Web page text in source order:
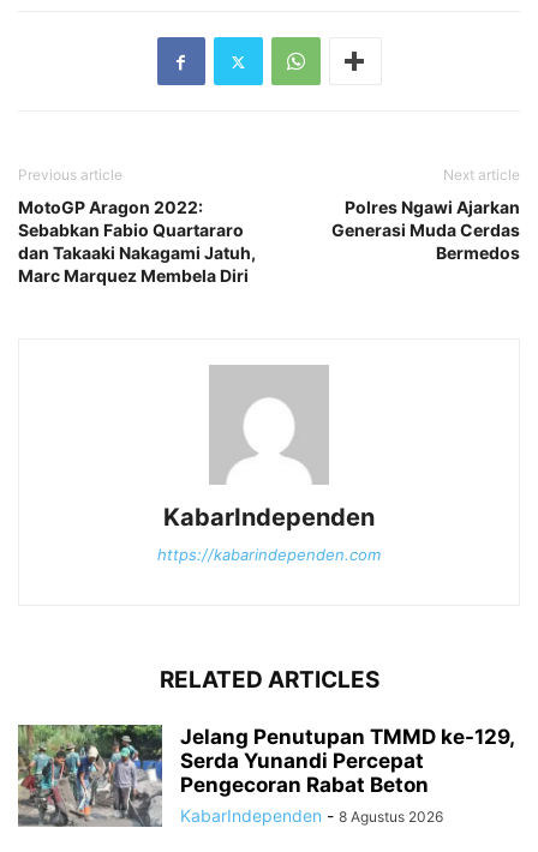
Previous article
MotoGP Aragon 2022:
Sebabkan Fabio Quartararo
dan Takaaki Nakagami Jatuh,
Marc Marquez Membela Diri
Next article
Polres Ngawi Ajarkan
Generasi Muda Cerdas
Bermedos
KabarIndependen
https://kabarindependen.com
RELATED ARTICLES
Jelang Penutupan TMMD ke-129,
Serda Yunandi Percepat
Pengecoran Rabat Beton
KabarIndependen - 8 Agustus 2026